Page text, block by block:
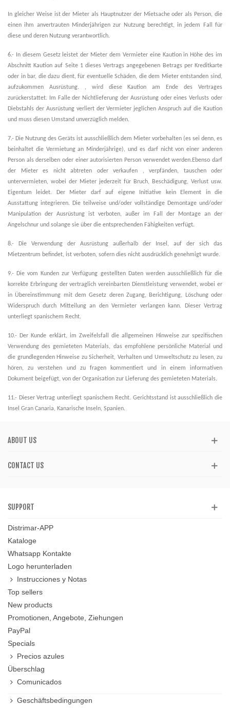
In gleicher Weise ist der Mieter als Hauptnutzer der Mietsache oder als Person, die
einen ihm anvertrauten Minderjährigen zur Nutzung berechtigt, in jedem Fall für
diese und deren Nutzung verantwortlich.
6.- In diesem Gesetz leistet der Mieter dem Vermieter eine Kaution in Höhe des im
Abschnitt Kaution auf Seite 1 dieses Vertrags angegebenen Betrags per Kreditkarte
oder in bar, die dazu dient, für eventuelle Schäden, die dem Mieter entstanden sind,
aufzukommen Ausrüstung. , wird diese Kaution am Ende des Vertrages
zurückerstattet. Im Falle der Nichtlieferung der Ausrüstung oder eines Verlusts oder
Diebstahls der Ausrüstung verliert der Vermieter jeglichen Anspruch auf die Kaution
und muss diesen Umstand unverzüglich melden.
7.- Die Nutzung des Geräts ist ausschließlich dem Mieter vorbehalten (es sei denn, es
beinhaltet die Vermietung an Minderjährige), und es darf nicht von einer anderen
Person als derselben oder einer autorisierten Person verwendet werden.Ebenso darf
der Mieter es nicht abtreten oder verkaufen , verpfänden, tauschen oder
untervermieten, wobei der Mieter jederzeit für Bruch, Beschädigung, Verlust usw.
Eigentum leidet. Der Mieter darf auf eigene Initiative kein Element in die
Ausstattung integrieren. Die teilweise und/oder vollständige Demontage und/oder
Manipulation der Ausrüstung ist verboten, außer im Fall der Montage an der
Angelschnur und solange sie über die entsprechenden Fähigkeiten verfügt.
8.- Die Verwendung der Ausrüstung außerhalb der Insel, auf der sich das
Mietzentrum befindet, ist verboten, sofern dies nicht ausdrücklich genehmigt wurde.
9.- Die vom Kunden zur Verfügung gestellten Daten werden ausschließlich für die
korrekte Erbringung der vertraglich vereinbarten Dienstleistung verwendet, wobei er
in Übereinstimmung mit dem Gesetz deren Zugang, Berichtigung, Löschung oder
Widerspruch durch Mitteilung an den Vermieter verlangen kann. Dieser Vertrag
unterliegt spanischem Recht.
10.- Der Kunde erklärt, im Zweifelsfall die allgemeinen Hinweise zur spezifischen
Verwendung des gemieteten Materials, das empfohlene persönliche Material und
die grundlegenden Hinweise zu Sicherheit, Verhalten und Umweltschutz zu lesen, zu
hören, zu verstehen und zu fragen kommentiert und in einem informativen
Dokument beigefügt, von der Organisation zur Lieferung des gemieteten Materials.
11.- Dieser Vertrag unterliegt spanischem Recht. Gerichtsstand ist ausschließlich die
Insel Gran Canaria, Kanarische Inseln, Spanien.
ABOUT US
CONTACT US
SUPPORT
Distrimar-APP
Kataloge
Whatsapp Kontakte
Logo herunterladen
Instrucciones y Notas
Top sellers
New products
Promotionen, Angebote, Ziehungen
PayPal
Specials
Precios azules
Überschlag
Comunicados
Geschäftsbedingungen